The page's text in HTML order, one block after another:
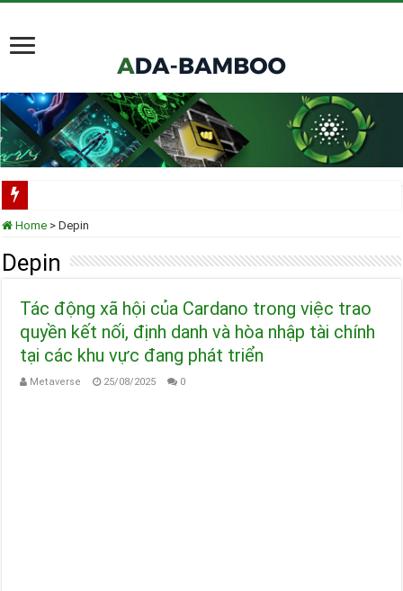
Scorechain tích hợp toàn diện Cardano cho việc tuân thủ và điều tra blockchain
Cardano ADA liên tục được thêm vào danh mục ETF của các tổ chức lớn
Input Output Tiên Phong Đổi Mới Hợp Đồng Thông Minh cho Bitcoin, Mở
Tầm nhìn của Charles Hoskinson về Cardano và Bitcoin DeFi
Home > Depin
Depin
Tác động xã hội của Cardano trong việc trao
quyền kết nối, định danh và hòa nhập tài chính
tại các khu vực đang phát triển
Metaverse 25/08/2025 0